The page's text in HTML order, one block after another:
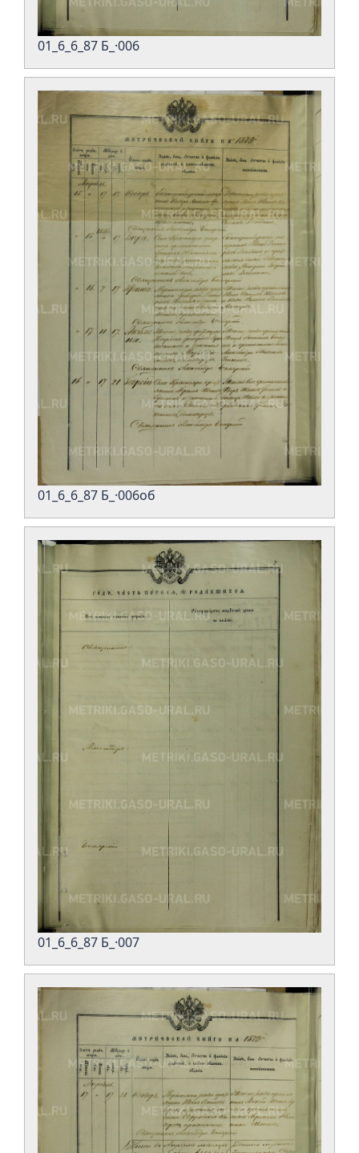
01_6_6_87 Б_·006
01_6_6_87 Б_·006об
01_6_6_87 Б_·007